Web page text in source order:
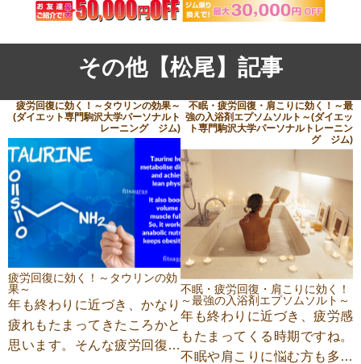
その他【松尾】記事
疲労回復に効く！～タウリンの効果～
(ダイエット専門駒沢大学パーソナルト
レーニング ジム)
疲労回復に効く！～タウリンの効
果～
年も終わりに近づき、かなり
疲れもたまってきたころかと
思います。そんな疲労回復に
不眠・疲労回復・肩こりに効く！～最
強の入浴剤エプソムソルト～(ダイエッ
ト専門駒沢大学パーソナルトレーニン
グ ジム)
不眠・疲労回復・肩こりに効く！
～最強の入浴剤エプソムソルト～
年も終わりに近づき、疲労感
もたまってくる時期ですね。
不眠や肩こりに悩む方も多い